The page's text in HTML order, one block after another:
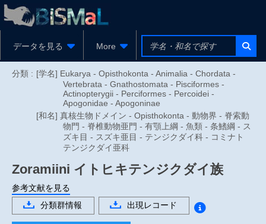
データを見る More
分類 : [学名] Eukarya - Opisthokonta - Animalia - Chordata -
Vertebrata - Gnathostomata - Pisciformes -
Actinopterygii - Perciformes - Percoidei -
Apogonidae - Apogoninae
[和名] 真核生物ドメイン - Opisthokonta - 動物界 - 脊索動
物門 - 脊椎動物亜門 - 有顎上綱 - 魚類 - 条鰭綱 - ス
ズキ目 - スズキ亜目 - テンジクダイ科 - コミナト
テンジクダイ亜科
Zoramiini イトヒキテンジクダイ族
参考文献を見る
分類群情報
出現レコード